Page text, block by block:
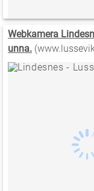
Webkamera
unna.